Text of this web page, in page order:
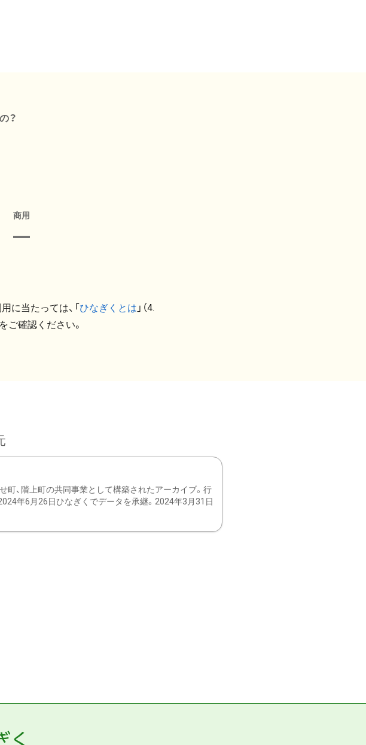
？
商用
に当たっては、「ひなぎくとは 」（4.
ご確認ください。
町、階上町の共同事業として構築されたアーカイブ。行
年6月26日ひなぎくでデータを承継。2024年3月31日